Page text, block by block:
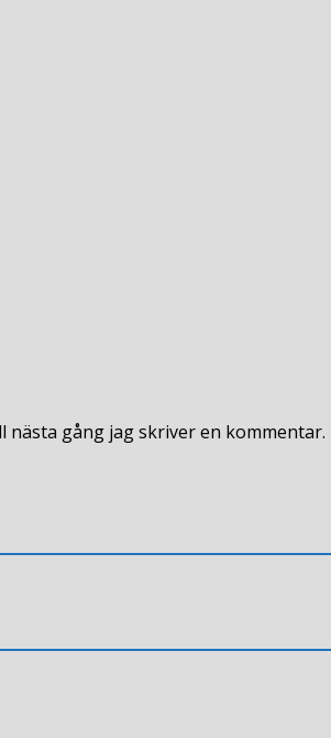
nästa gång jag skriver en kommentar.